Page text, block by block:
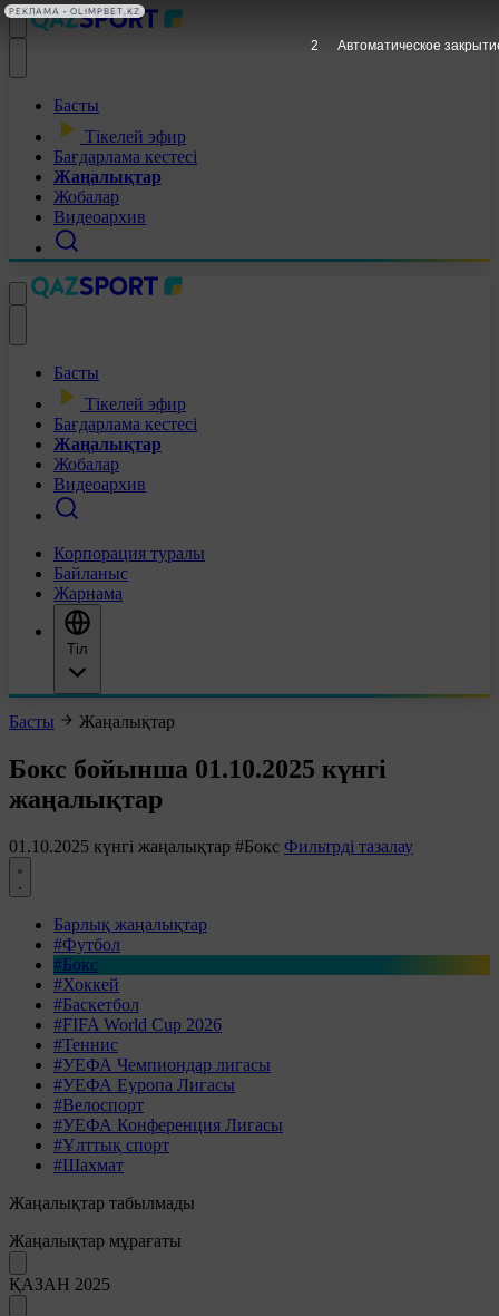
Басты
Тікелей эфир
Бағдарлама кестесі
Жаңалықтар
Жобалар
Видеоархив
Басты
Тікелей эфир
Бағдарлама кестесі
Жаңалықтар
Жобалар
Видеоархив
Корпорация туралы
Байланыс
Жарнама
Тіл
Басты Жаңалықтар
Бокс бойынша 01.10.2025 күнгі
жаңалықтар
01.10.2025 күнгі жаңалықтар #Бокс Фильтрді тазалау
Барлық жаңалықтар
#Футбол
#Бокс
#Хоккей
#Баскетбол
#FIFA World Cup 2026
#Теннис
#УЕФА Чемпиондар лигасы
#УЕФА Еуропа Лигасы
#Велоспорт
#УЕФА Конференция Лигасы
#Ұлттық спорт
#Шахмат
Жаңалықтар табылмады
Жаңалықтар мұрағаты
ҚАЗАН 2025
1 Автоматическое
РЕКЛАМА • OLIMPBET.KZ